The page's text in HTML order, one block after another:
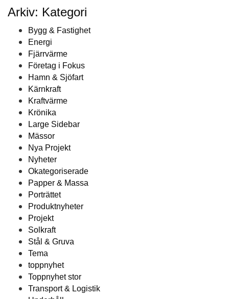
Arkiv: Kategori
Bygg & Fastighet
Energi
Fjärrvärme
Företag i Fokus
Hamn & Sjöfart
Kärnkraft
Kraftvärme
Krönika
Large Sidebar
Mässor
Nya Projekt
Nyheter
Okategoriserade
Papper & Massa
Porträttet
Produktnyheter
Projekt
Solkraft
Stål & Gruva
Tema
toppnyhet
Toppnyhet stor
Transport & Logistik